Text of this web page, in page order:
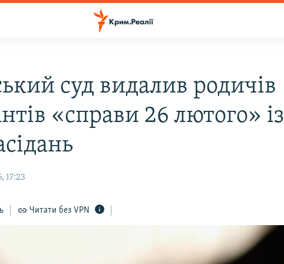
суд видалив родичів
«справи 26 лютого» із
17:23
Читати без VPN